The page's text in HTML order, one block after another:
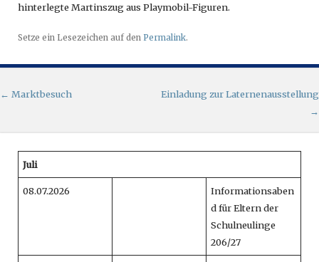
hinterlegte Martinszug aus Playmobil-Figuren.
Setze ein Lesezeichen auf den Permalink.
Artikel-Navigation
← Marktbesuch
Einladung zur Laternenausstellung
→
Juli
08.07.2026
Informationsaben
d für Eltern der
Schulneulinge
206/27